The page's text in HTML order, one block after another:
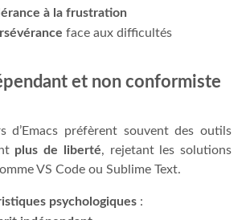
à la frustration
face aux difficultés
et non conformiste
d’Emacs préfèrent souvent des outils
plus de liberté, rejetant les solutions
VS Code ou Sublime Text.
psychologiques :